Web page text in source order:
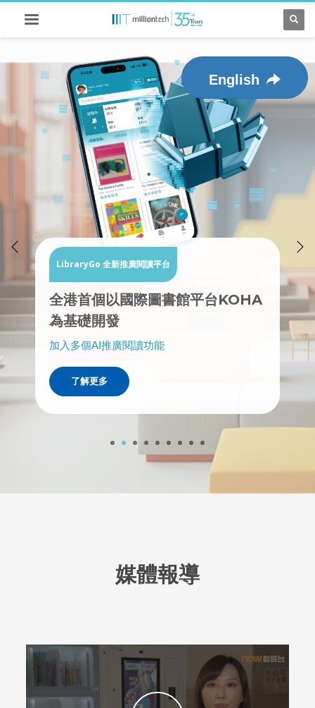
LibraryGo 全新推廣閱讀平台
全港獨創
個人AI「創讀卡」生成
加入多個AI推廣閱讀功能
了解更多
LibraryGo 全新推廣閱讀平台
全港首個以國際圖書館平台KOHA
為基礎開發
加入多個AI推廣閱讀功能
了解更多
Tag書易
輕鬆打造智慧圖書館
讀取率100%，效率提升2倍！
封面撮取，免費特別書反光處理(100本）
了解更多
中華基督教會桂華山中學智能圖書
館
為學生開啟閱讀小宇宙
展開知識探索神秘之旅
智能圖書館助理
科技創造閱讀推廣的無限可能
Million Tech RFID 智能圖書館
管理系統
RFID 智能圖書館管理系統
‧ 與圖書館平台實時同步借閱及書本資料
‧ 盤點300本書只需22秒
了解更多
RFID 智能書櫃
‧ 延長圖書館服務時間
‧ 書本消毒功能
‧ 推廣閱讀
1 2 3 4 5 6 7 8
媒體報導
English